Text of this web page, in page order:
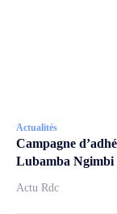
Actualités
Campagne
Lubamba Ngimbi
Actu Rdc